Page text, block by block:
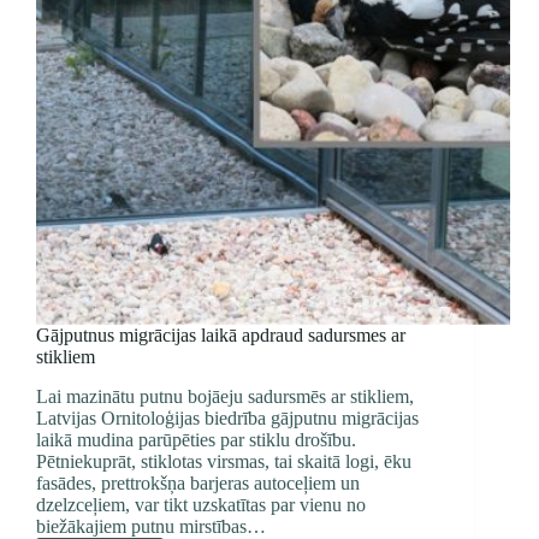
Gājputnus migrācijas laikā apdraud sadursmes ar
stikliem
Lai mazinātu putnu bojāeju sadursmēs ar stikliem,
Latvijas Ornitoloģijas biedrība gājputnu migrācijas
laikā mudina parūpēties par stiklu drošību.
Pētniekuprāt, stiklotas virsmas, tai skaitā logi, ēku
fasādes, prettrokšņa barjeras autoceļiem un
dzelzceļiem, var tikt uzskatītas par vienu no
biežākajiem putnu mirstības…